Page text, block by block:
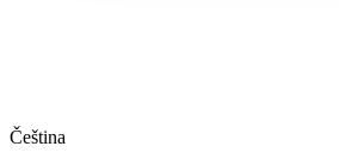
Čeština